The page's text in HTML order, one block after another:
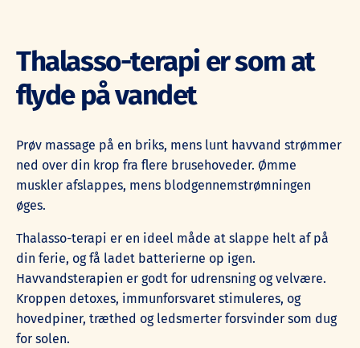
Thalasso-terapi er som at
flyde på vandet
Prøv massage på en briks, mens lunt havvand strømmer
ned over din krop fra flere brusehoveder. Ømme
muskler afslappes, mens blodgennemstrømningen
øges.
Thalasso-terapi er en ideel måde at slappe helt af på
din ferie, og få ladet batterierne op igen.
Havvandsterapien er godt for udrensning og velvære.
Kroppen detoxes, immunforsvaret stimuleres, og
hovedpiner, træthed og ledsmerter forsvinder som dug
for solen.